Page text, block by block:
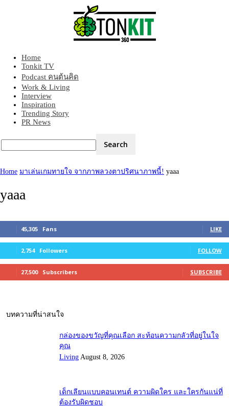
Home
Tonkit TV
Podcast คนต้นคิด
Work & Living
Interview
Inspiration
Trending Story
PR News
Home มาเล่นเกมทายใจ จากภาพลวงตาปริศนาภาพนี้! yaaa
yaaa
45,305 Fans LIKE
2,754 Followers FOLLOW
27,500 Subscribers SUBSCRIBE
บทความที่น่าสนใจ
กล่องของขวัญที่คุณเลือก สะท้อนความกลัวที่อยู่ในใจ
คุณ
Living August 8, 2026
เด็กเลียนแบบคอนเทนต์ ความผิดใคร และใครกันแน่ที่
ต้องรับผิดชอบ